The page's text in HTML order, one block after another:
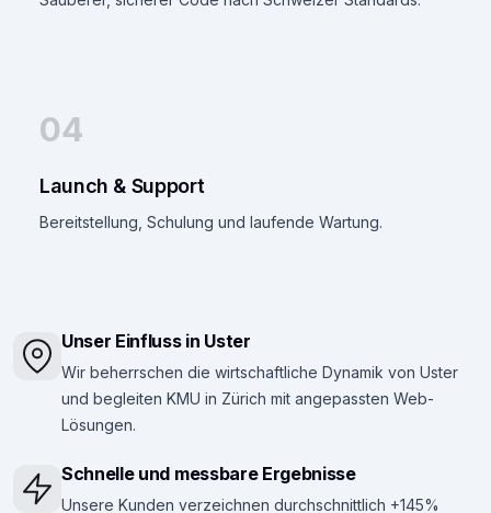
04
Launch & Support
Bereitstellung, Schulung und laufende Wartung.
Unser Einfluss in Uster
Wir beherrschen die wirtschaftliche Dynamik von Uster
und begleiten KMU in Zürich mit angepassten Web-
Lösungen.
Schnelle und messbare Ergebnisse
Unsere Kunden verzeichnen durchschnittlich +145%